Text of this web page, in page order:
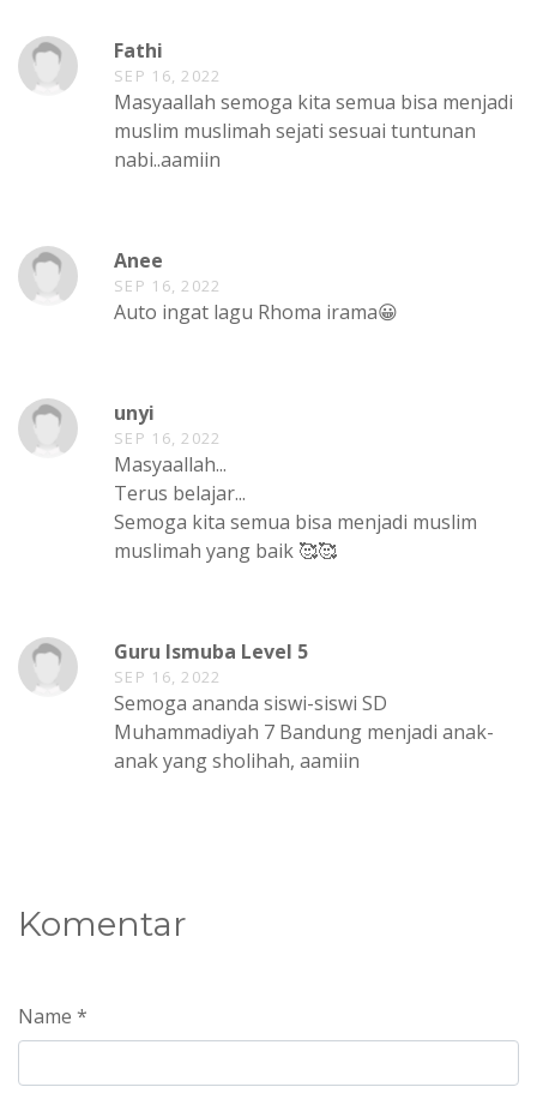
Fathi
SEP 16, 2022
Masyaallah semoga kita semua bisa menjadi
muslim muslimah sejati sesuai tuntunan
nabi..aamiin
Anee
SEP 16, 2022
Auto ingat lagu Rhoma irama😀
unyi
SEP 16, 2022
Masyaallah...
Terus belajar...
Semoga kita semua bisa menjadi muslim
muslimah yang baik 🥰🥰
Guru Ismuba Level 5
SEP 16, 2022
Semoga ananda siswi-siswi SD
Muhammadiyah 7 Bandung menjadi anak-
anak yang sholihah, aamiin
Komentar
Name *